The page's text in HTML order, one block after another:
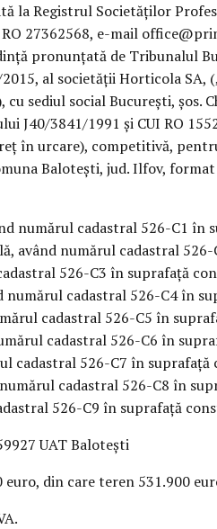
la Registrul Societăților
27362568, e-mail
pronunțată de Tribunalul
al societății Horticola SA,
cu sediul social București, șos.
J40/3841/1991 și CUI RO
în urcare), competitivă,
Balotești, jud. Ilfov,
numărul cadastral 526-C1 în
având numărul cadastral
526-C3 în suprafață
numărul cadastral 526-C4 în
cadastral 526-C5 în
cadastral 526-C6 în
cadastral 526-C7 în
cadastral 526-C8 în
526-C9 în suprafață
UAT Balotești
euro, din care teren 531.900